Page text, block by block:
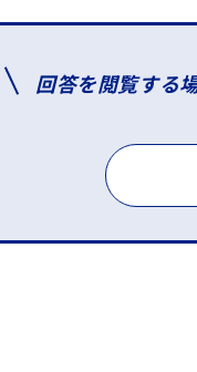
回答を閲覧する